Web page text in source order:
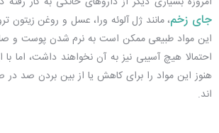
جای زخم، مانند ژل آلوئه ورا، عسل و روغن زیتون
این مواد طبیعی ممکن است به نرم شدن پوست و
احتمالا هیچ آسیبی نیز به آن نخواهند داشت، اما
هنوز این مواد را برای کاهش یا از بین بردن صد در
اند.